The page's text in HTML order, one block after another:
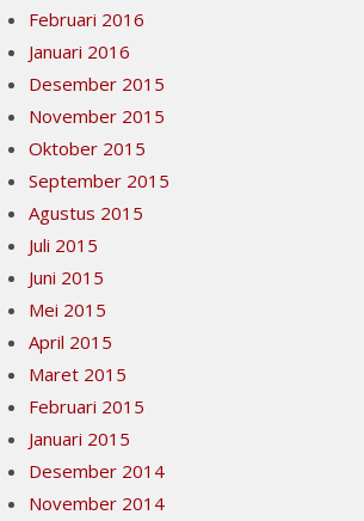
Februari 2016
Januari 2016
Desember 2015
November 2015
Oktober 2015
September 2015
Agustus 2015
Juli 2015
Juni 2015
Mei 2015
April 2015
Maret 2015
Februari 2015
Januari 2015
Desember 2014
November 2014